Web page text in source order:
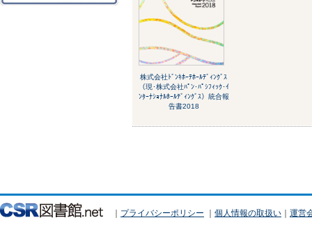
株式会社ﾄﾞﾝｷﾎｰﾃﾎｰﾙﾃﾞｨﾝｸﾞｽ
（現･株式会社ﾊﾟﾝ･ﾊﾟｼﾌｨｯｸ･ｲ
ﾝﾀｰﾅｼｮﾅﾙﾎｰﾙﾃﾞｨﾝｸﾞｽ）統合報
告書2018
｜ プライバシーポリシー ｜ 個人情報の取扱い ｜ 運営